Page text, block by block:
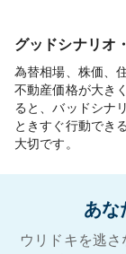
グッドシナリオ
為替相場、株価、
不動産価格が大き
ると、バッドシナ
ときすぐ行動でき
大切です。
あな
ウリドキを逃